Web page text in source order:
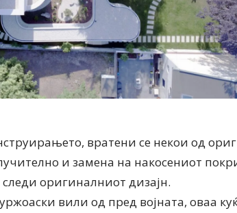
вратени се некои од
и замена на накосениот
оригиналниот дизајн.
вили од пред војната, оваа